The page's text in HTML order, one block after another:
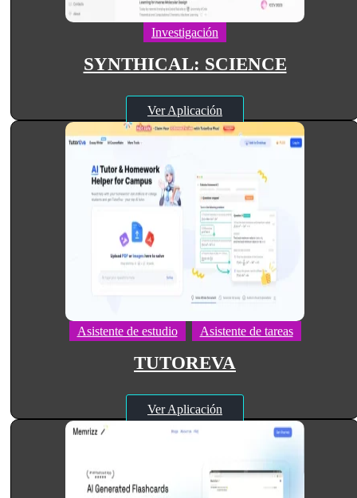
Investigación
SYNTHICAL: SCIENCE
Ver Aplicación
Asistente de estudio Asistente de tareas
TUTOREVA
Ver Aplicación